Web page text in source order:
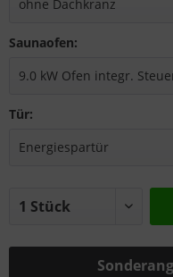
Saunaofen:
Tür: